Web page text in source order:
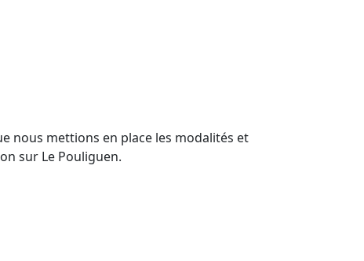
nous mettions en place les modalités et
sur Le Pouliguen.